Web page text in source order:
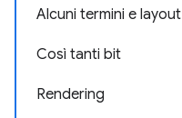
Alcuni termini e layout
Così tanti bit
Rendering